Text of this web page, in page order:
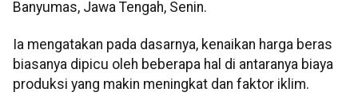
Banyumas, Jawa Tengah, Senin.
Ia mengatakan pada dasarnya, kenaikan harga beras
biasanya dipicu oleh beberapa hal di antaranya biaya
produksi yang makin meningkat dan faktor iklim.